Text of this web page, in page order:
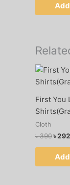
First You
Cloth
৳390
was:
৳292